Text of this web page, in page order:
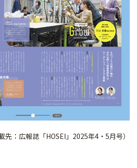
載先：広報誌「HOSEI」2025年4・5月号）